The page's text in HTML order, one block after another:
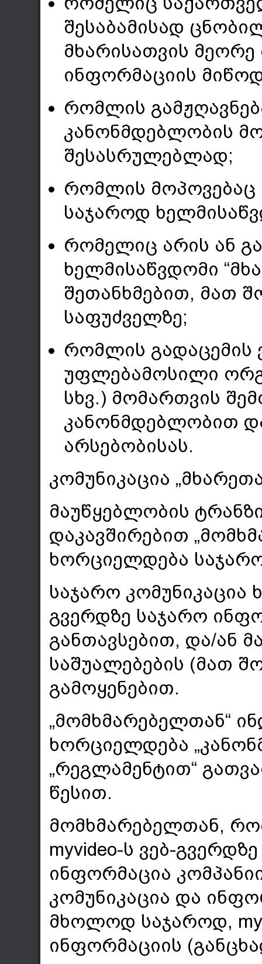
შესაბამისად
მხარისათვის მეორე
ინფორმაციის
რომლის
კანონმდებლობის
შესასრულებლად;
რომლის მოპოვებაც
საჯაროდ
რომელიც არის ან
ხელმისაწვდომი
შეთანხმებით, მათ
საფუძველზე;
რომლის გადაცემის
უფლებამოსილი
სხვ.) მომართვის
კანონმდებლობით
არსებობისას.
კომუნიკაცია
მაუწყებლობის
დაკავშირებით
ხორციელდება
საჯარო კომუნიკაცია
გვერდზე საჯარო
განთავსებით, და/ან
საშუალებების (მათ
გამოყენებით.
„მომხმარებელთან“
ხორციელდება
„რეგლამენტით“
წესით.
მომხმარებელთან,
myvideo-ს ვებ-
ინფორმაცია
კომუნიკაცია და
მხოლოდ საჯაროდ,
ინფორმაციის